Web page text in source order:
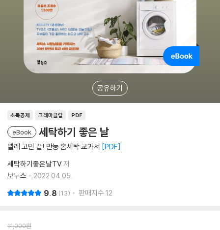
공유하기
소득공제 크레마클럽 PDF
eBook 세탁하기 좋은 날
빨래 고민 끝! 만능 홈세탁 교과서 PDF
세탁하기좋은날TV저
보누스
2022.04.05.
9.8 13 판매지수 12
11,000원